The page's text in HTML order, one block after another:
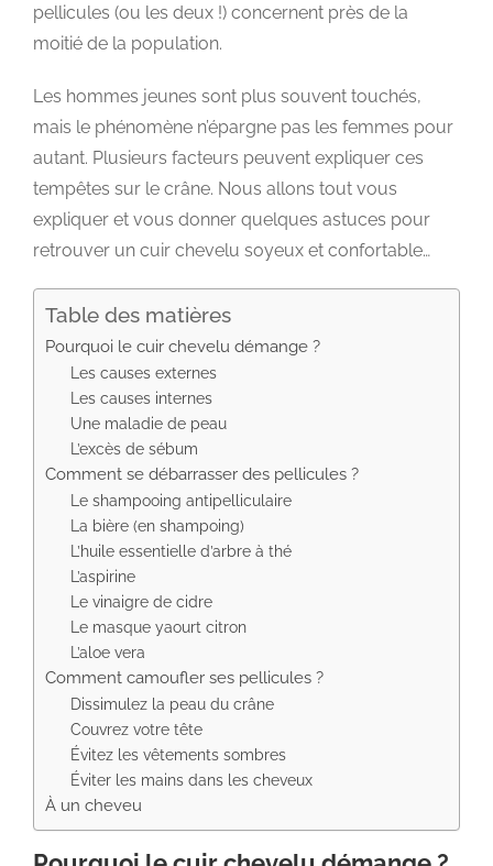
pellicules (ou les deux !) concernent près de la
moitié de la population.
Les hommes jeunes sont plus souvent touchés,
mais le phénomène n’épargne pas les femmes pour
autant. Plusieurs facteurs peuvent expliquer ces
tempêtes sur le crâne. Nous allons tout vous
expliquer et vous donner quelques astuces pour
retrouver un cuir chevelu soyeux et confortable…
Table des matières
Pourquoi le cuir chevelu démange ?
Les causes externes
Les causes internes
Une maladie de peau
L’excès de sébum
Comment se débarrasser des pellicules ?
Le shampooing antipelliculaire
La bière (en shampoing)
L’huile essentielle d’arbre à thé
L’aspirine
Le vinaigre de cidre
Le masque yaourt citron
L’aloe vera
Comment camoufler ses pellicules ?
Dissimulez la peau du crâne
Couvrez votre tête
Évitez les vêtements sombres
Éviter les mains dans les cheveux
À un cheveu